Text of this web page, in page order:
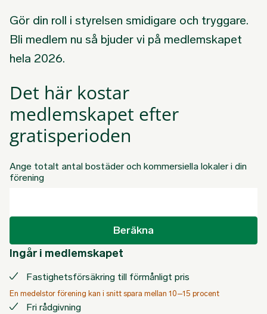
Gör din roll i styrelsen smidigare och tryggare.
Bli medlem nu så bjuder vi på medlemskapet
hela 2026.
Det här kostar
medlemskapet efter
gratisperioden
Ange totalt antal bostäder och kommersiella lokaler i din
förening
Beräkna
Ingår i medlemskapet
Fastighetsförsäkring till förmånligt pris
En medelstor förening kan i snitt spara mellan 10–15 procent
Fri rådgivning